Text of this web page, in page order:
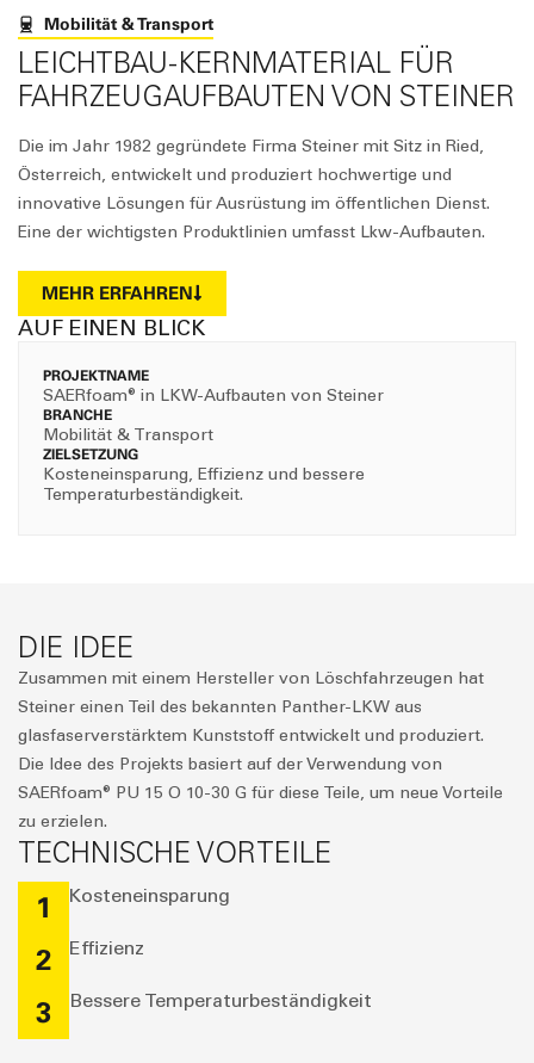
Mobilität & Transport
LEICHTBAU-KERNMATERIAL FÜR
FAHRZEUGAUFBAUTEN VON STEINER
Die im Jahr 1982 gegründete Firma Steiner mit Sitz in Ried,
Österreich, entwickelt und produziert hochwertige und
innovative Lösungen für Ausrüstung im öffentlichen Dienst.
Eine der wichtigsten Produktlinien umfasst Lkw-Aufbauten.
MEHR ERFAHREN
AUF EINEN BLICK
PROJEKTNAME
SAERfoam® in LKW-Aufbauten von Steiner
BRANCHE
Mobilität & Transport
ZIELSETZUNG
Kosteneinsparung, Effizienz und bessere
Temperaturbeständigkeit.
DIE IDEE
Zusammen mit einem Hersteller von Löschfahrzeugen hat
Steiner einen Teil des bekannten Panther-LKW aus
glasfaserverstärktem Kunststoff entwickelt und produziert.
Die Idee des Projekts basiert auf der Verwendung von
SAERfoam® PU 15 O 10-30 G für diese Teile, um neue Vorteile
zu erzielen.
TECHNISCHE VORTEILE
1
Kosteneinsparung
2 Effizienz
3 Bessere Temperaturbeständigkeit